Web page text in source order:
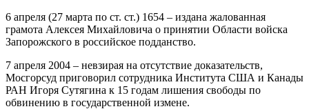
6 апреля (27 марта по ст. ст.) 1654 – издана жалованная
грамота Алексея Михайловича о принятии Области войска
Запорожского в российское подданство.
7 апреля 2004 – невзирая на отсутствие доказательств,
Мосгорсуд приговорил сотрудника Института США и Канады
РАН Игоря Сутягина к 15 годам лишения свободы по
обвинению в государственной измене.